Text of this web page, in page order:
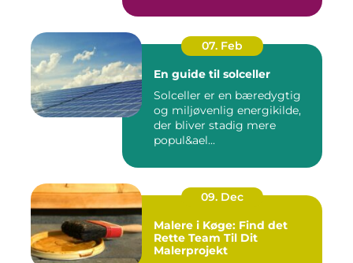
07. Feb
En guide til solceller
Solceller er en bæredygtig
og miljøvenlig energikilde,
der bliver stadig mere
popul&ael...
09. Dec
Malere i Køge: Find det
Rette Team Til Dit
Malerprojekt